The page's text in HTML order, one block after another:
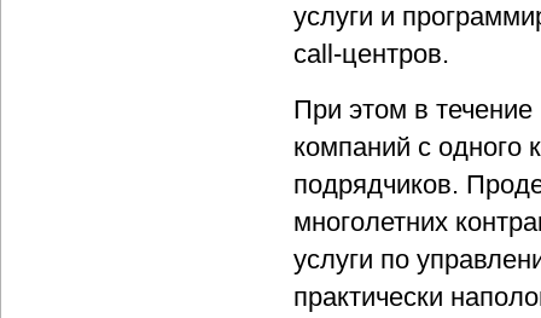
услуги и
call-центров.
При этом в
компаний с одного
подрядчиков.
многолетних
услуги по
практически